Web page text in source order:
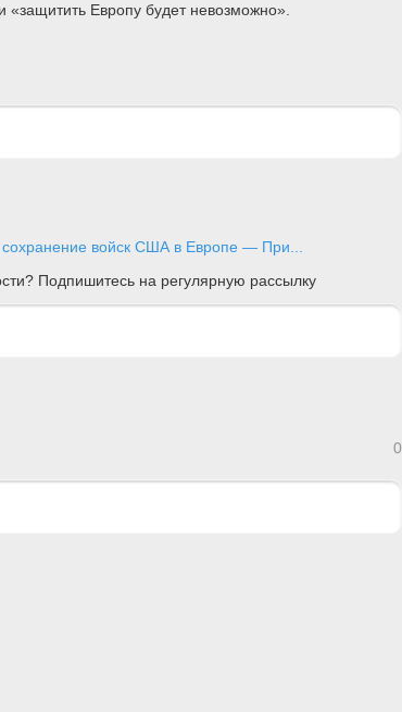
Европу будет невозможно».
сохранение войск США в Европе — При...
Подпишитесь на регулярную рассылку
0